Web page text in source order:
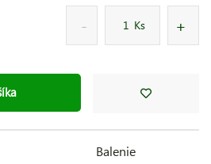
Ks
Balenie